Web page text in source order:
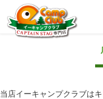
キ
当店イーキャンプクラブは